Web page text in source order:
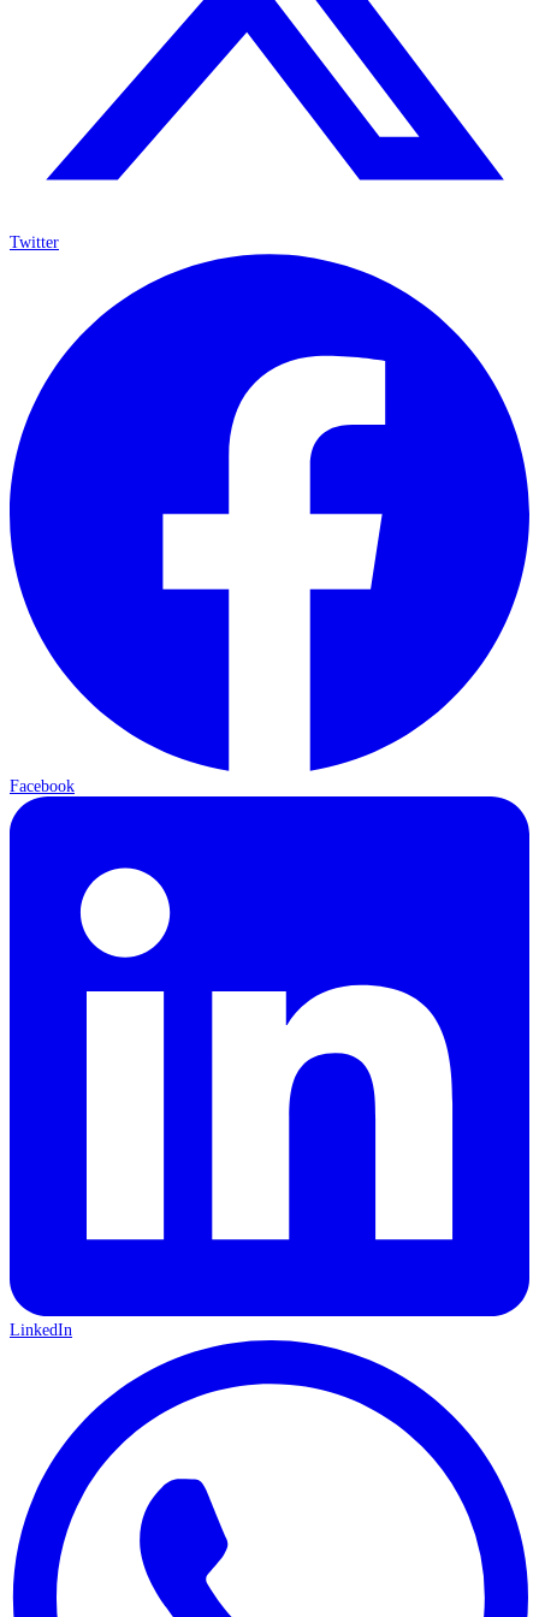
Twitter
Facebook
LinkedIn